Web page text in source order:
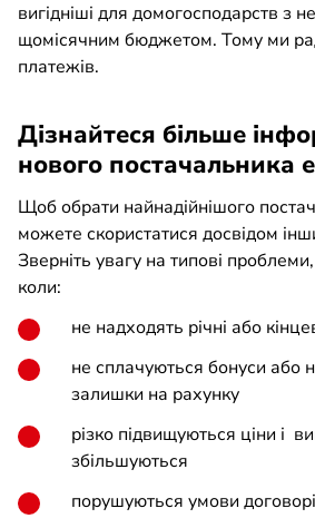
вигідніші для домогосподарств з
щомісячним бюджетом. Тому ми
платежів.
Дізнайтеся більше
нового постачальника
Щоб обрати найнадійнішого
можете скористатися досвідом
Зверніть увагу на типові
коли:
не надходять річні або
не сплачуються бонуси або
залишки на рахунку
різко підвищуються ціни і
збільшуються
порушуються умови